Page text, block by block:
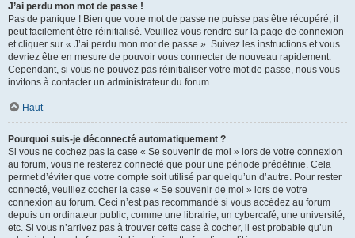
J’ai perdu mon mot de passe !
Pas de panique ! Bien que votre mot de passe ne puisse pas être récupéré, il
peut facilement être réinitialisé. Veuillez vous rendre sur la page de connexion
et cliquer sur « J’ai perdu mon mot de passe ». Suivez les instructions et vous
devriez être en mesure de pouvoir vous connecter de nouveau rapidement.
Cependant, si vous ne pouvez pas réinitialiser votre mot de passe, nous vous
invitons à contacter un administrateur du forum.
Haut
Pourquoi suis-je déconnecté automatiquement ?
Si vous ne cochez pas la case « Se souvenir de moi » lors de votre connexion
au forum, vous ne resterez connecté que pour une période prédéfinie. Cela
permet d’éviter que votre compte soit utilisé par quelqu’un d’autre. Pour rester
connecté, veuillez cocher la case « Se souvenir de moi » lors de votre
connexion au forum. Ceci n’est pas recommandé si vous accédez au forum
depuis un ordinateur public, comme une librairie, un cybercafé, une université,
etc. Si vous n’arrivez pas à trouver cette case à cocher, il est probable qu’un